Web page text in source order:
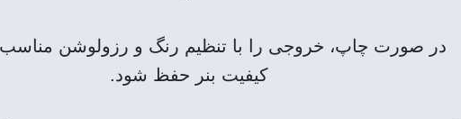
در صورت چاپ، خروجی را با تنظیم رنگ و رزولوشن مناسب
کیفیت بنر حفظ شود.